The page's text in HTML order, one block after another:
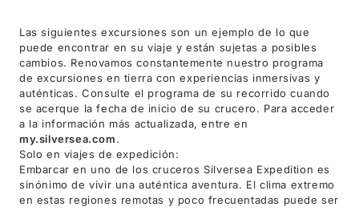
Las siguientes excursiones son un ejemplo de lo que
puede encontrar en su viaje y están sujetas a posibles
cambios. Renovamos constantemente nuestro programa
de excursiones en tierra con experiencias inmersivas y
auténticas. Consulte el programa de su recorrido cuando
se acerque la fecha de inicio de su crucero. Para acceder
a la información más actualizada, entre en
my.silversea.com.
Solo en viajes de expedición:
Embarcar en uno de los cruceros Silversea Expedition es
sinónimo de vivir una auténtica aventura. El clima extremo
en estas regiones remotas y poco frecuentadas puede ser